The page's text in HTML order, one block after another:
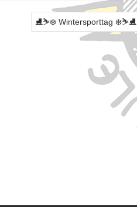
⛸️⛷️❄️ Wintersporttag ❄️⛷️⛸️